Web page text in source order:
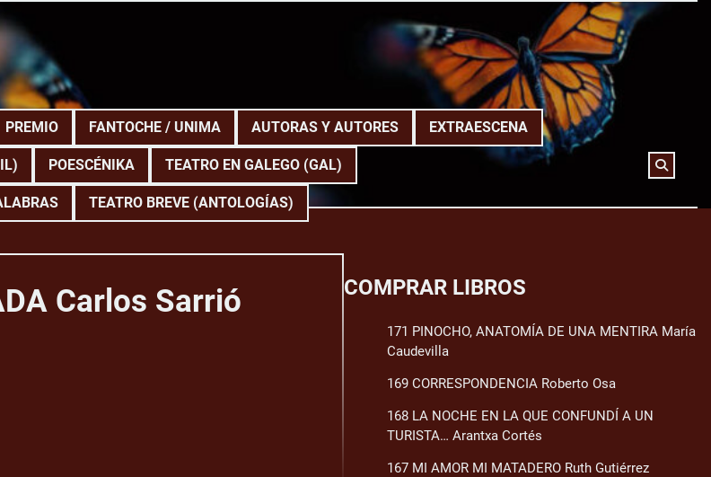
PREMIO FANTOCHE / UNIMA AUTORAS Y AUTORES EXTRAESCENA
POESCÉNIKA TEATRO EN GALEGO (GAL)
TEATRO BREVE (ANTOLOGÍAS)
Carlos Sarrió COMPRAR LIBROS
171 PINOCHO, ANATOMÍA DE UNA MENTIRA María
Caudevilla
169 CORRESPONDENCIA Roberto Osa
168 LA NOCHE EN LA QUE CONFUNDÍ A UN
TURISTA… Arantxa Cortés
167 MI AMOR MI MATADERO Ruth Gutiérrez